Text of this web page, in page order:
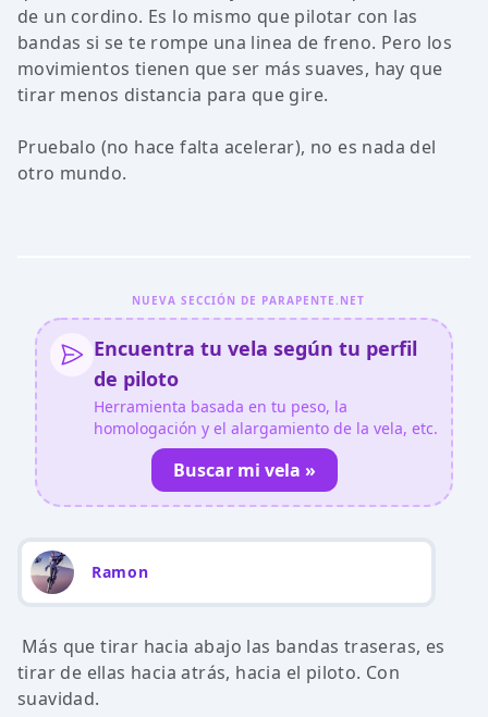
de un cordino. Es lo mismo que pilotar con las
bandas si se te rompe una linea de freno. Pero los
movimientos tienen que ser más suaves, hay que
tirar menos distancia para que gire.
Pruebalo (no hace falta acelerar), no es nada del
otro mundo.
NUEVA SECCIÓN DE PARAPENTE.NET
Encuentra tu vela según tu perfil
de piloto
Herramienta basada en tu peso, la
homologación y el alargamiento de la vela, etc.
Buscar mi vela »
Ramon
Más que tirar hacia abajo las bandas traseras, es
tirar de ellas hacia atrás, hacia el piloto. Con
suavidad.